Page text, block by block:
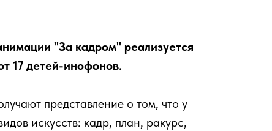
"За кадром" реализуется
17 детей-инофонов.
представление о том, что у
искусств: кадр, план, ракурс,